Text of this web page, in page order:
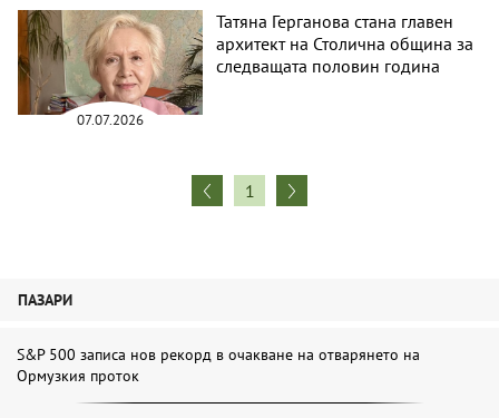
07.07.2026
Татяна Герганова стана главен
архитект на Столична община за
следващата половин година
1
ПАЗАРИ
S&P 500 записа нов рекорд в очакване на отварянето на
Ормузкия проток